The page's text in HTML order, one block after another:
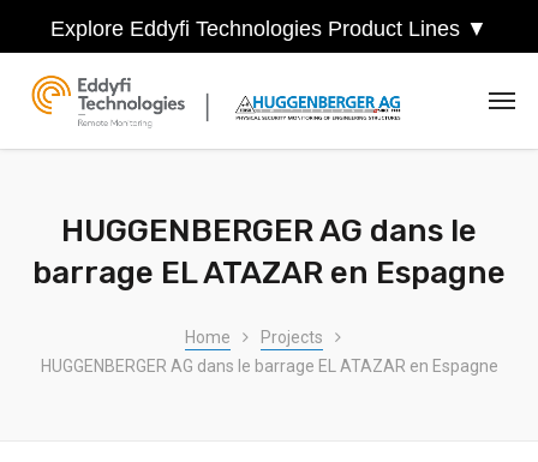
Explore Eddyfi Technologies Product Lines ▼
HUGGENBERGER AG dans le
barrage EL ATAZAR en Espagne
Home
Projects
HUGGENBERGER AG dans le barrage EL ATAZAR en Espagne